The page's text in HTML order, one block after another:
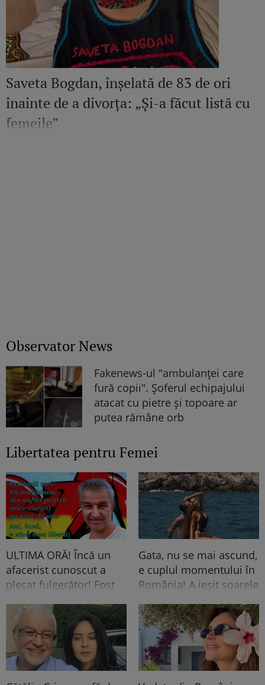
Saveta Bogdan, înșelată de 83 de ori
înainte de a divorța: „Și-a făcut listă cu
femeile”
Observator News
Fakenews-ul "ambulanţei care
fură copii". Şoferul echipajului
atacat cu pietre şi topoare ar
putea rămâne orb
Libertatea pentru Femei
ULTIMA ORĂ! Încă un
afacerist cunoscut a
plecat fulgerător! Fost
dintre cele mai
cunoscute televiziuni
România, mort la doar
60 de ani!
Gata, nu se mai ascund,
e cuplul momentului în
România! A ieșit soarele
pus Dumnezeu mâna în
cap! Felicitări, să fiți
fericiți! Că frumoși
sunteți!